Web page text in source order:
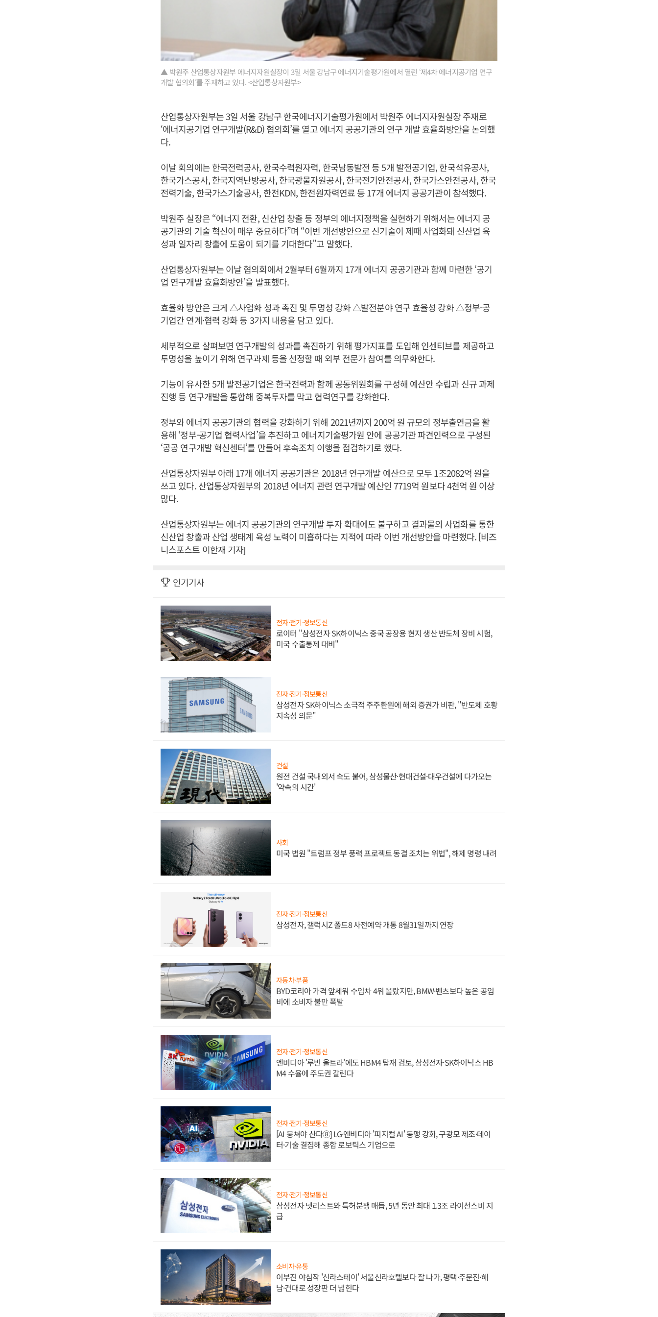
▲ 박원주 산업통상자원부 에너지자원실장이 3일 서울 강남구 에너지기술평가원에서 열린 ‘제4차 에너지공기업 연구
개발 협의회’를 주재하고 있다. <산업통상자원부>
산업통상자원부는 3일 서울 강남구 한국에너지기술평가원에서 박원주 에너지자원실장 주재로
‘에너지공기업 연구개발(R&D) 협의회’를 열고 에너지 공공기관의 연구 개발 효율화방안을 논의했
다.
이날 회의에는 한국전력공사, 한국수력원자력, 한국남동발전 등 5개 발전공기업, 한국석유공사,
한국가스공사, 한국지역난방공사, 한국광물자원공사, 한국전기안전공사, 한국가스안전공사, 한국
전력기술, 한국가스기술공사, 한전KDN, 한전원자력연료 등 17개 에너지 공공기관이 참석했다.
박원주 실장은 “에너지 전환, 신산업 창출 등 정부의 에너지정책을 실현하기 위해서는 에너지 공
공기관의 기술 혁신이 매우 중요하다”며 “이번 개선방안으로 신기술이 제때 사업화돼 신산업 육
성과 일자리 창출에 도움이 되기를 기대한다”고 말했다.
산업통상자원부는 이날 협의회에서 2월부터 6월까지 17개 에너지 공공기관과 함께 마련한 ‘공기
업 연구개발 효율화방안’을 발표했다.
효율화 방안은 크게 △사업화 성과 촉진 및 투명성 강화 △발전분야 연구 효율성 강화 △정부-공
기업간 연계·협력 강화 등 3가지 내용을 담고 있다.
세부적으로 살펴보면 연구개발의 성과를 촉진하기 위해 평가지표를 도입해 인센티브를 제공하고
투명성을 높이기 위해 연구과제 등을 선정할 때 외부 전문가 참여를 의무화한다.
기능이 유사한 5개 발전공기업은 한국전력과 함께 공동위원회를 구성해 예산안 수립과 신규 과제
진행 등 연구개발을 통합해 중복투자를 막고 협력연구를 강화한다.
정부와 에너지 공공기관의 협력을 강화하기 위해 2021년까지 200억 원 규모의 정부출연금을 활
용해 ‘정부-공기업 협력사업’을 추진하고 에너지기술평가원 안에 공공기관 파견인력으로 구성된
‘공공 연구개발 혁신센터’를 만들어 후속조치 이행을 점검하기로 했다.
산업통상자원부 아래 17개 에너지 공공기관은 2018년 연구개발 예산으로 모두 1조2082억 원을
쓰고 있다. 산업통상자원부의 2018년 에너지 관련 연구개발 예산인 7719억 원보다 4천억 원 이상
많다.
산업통상자원부는 에너지 공공기관의 연구개발 투자 확대에도 불구하고 결과물의 사업화를 통한
신산업 창출과 산업 생태계 육성 노력이 미흡하다는 지적에 따라 이번 개선방안을 마련했다. [비즈
니스포스트 이한재 기자]
인기기사
전자·전기·정보통신
로이터 "삼성전자 SK하이닉스 중국 공장용 현지 생산 반도체 장비 시험,
미국 수출통제 대비"
전자·전기·정보통신
삼성전자 SK하이닉스 소극적 주주환원에 해외 증권가 비판, "반도체 호황
지속성 의문"
건설
원전 건설 국내외서 속도 붙어, 삼성물산·현대건설·대우건설에 다가오는
'약속의 시간'
사회
미국 법원 "트럼프 정부 풍력 프로젝트 동결 조치는 위법", 해제 명령 내려
전자·전기·정보통신
삼성전자, 갤럭시Z 폴드8 사전예약 개통 8월31일까지 연장
자동차·부품
BYD코리아 가격 앞세워 수입차 4위 올랐지만, BMW·벤츠보다 높은 공임
비에 소비자 불만 폭발
전자·전기·정보통신
엔비디아 '루빈 울트라'에도 HBM4 탑재 검토, 삼성전자·SK하이닉스 HB
M4 수율에 주도권 갈린다
전자·전기·정보통신
[AI 뭉쳐야 산다⑧] LG·엔비디아 '피지컬 AI' 동맹 강화, 구광모 제조·데이
터·기술 결집해 종합 로보틱스 기업으로
전자·전기·정보통신
삼성전자 넷리스트와 특허분쟁 매듭, 5년 동안 최대 1.3조 라이선스비 지
급
소비자·유통
이부진 야심작 '신라스테이' 서울신라호텔보다 잘 나가, 평택·주문진·해
남·건대로 성장판 더 넓힌다